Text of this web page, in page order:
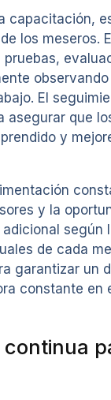
capacitación,
los meseros.
observando
El
asegurar que
y
y la
según
de cada
garantizar un
constante en